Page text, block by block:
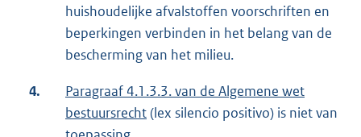
huishoudelijke afvalstoffen voorschriften en
beperkingen verbinden in het belang van de
bescherming van het milieu.
4.
Paragraaf 4.1.3.3. van de Algemene wet
bestuursrecht(lex silencio positivo) is niet van